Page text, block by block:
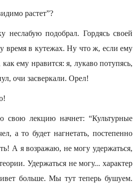
растет”?
подобрал. Гордясь своей
время в кутежах. Ну что ж, если ему
ему нравится: я, лукаво потупясь,
очи засверкали. Орел!
свою лекцию начнет: “Культурные
а то будет нагнетать, постепенно
А я возражаю, не могу удержаться,
Удержаться не могу... характер
больше. Мы тут теперь бушуем.